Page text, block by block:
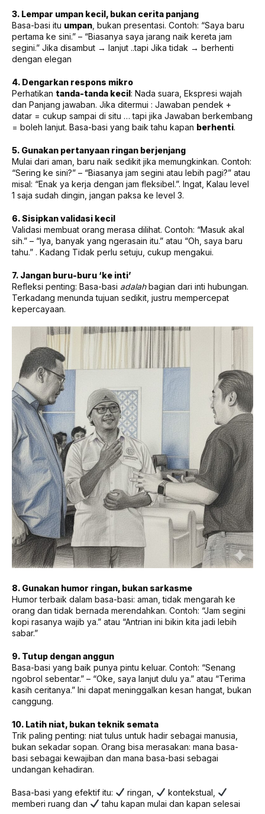
3. Lempar umpan kecil, bukan cerita panjang
Basa-basi itu umpan , bukan presentasi. Contoh: “Saya baru
pertama ke sini.” – “Biasanya saya jarang naik kereta jam
segini.” Jika disambut → lanjut ..tapi Jika tidak → berhenti
dengan elegan
4. Dengarkan respons mikro
Perhatikan tanda-tanda kecil: Nada suara, Ekspresi wajah
dan Panjang jawaban. Jika ditermui : Jawaban pendek +
datar = cukup sampai di situ … tapi jika Jawaban berkembang
= boleh lanjut. Basa-basi yang baik tahu kapan berhenti.
5. Gunakan pertanyaan ringan berjenjang
Mulai dari aman, baru naik sedikit jika memungkinkan. Contoh:
“Sering ke sini?” – “Biasanya jam segini atau lebih pagi?” atau
misal: “Enak ya kerja dengan jam fleksibel.”. Ingat, Kalau level
1 saja sudah dingin, jangan paksa ke level 3.
6. Sisipkan validasi kecil
Validasi membuat orang merasa dilihat. Contoh: “Masuk akal
sih.” – “Iya, banyak yang ngerasain itu.” atau “Oh, saya baru
tahu.” . Kadang Tidak perlu setuju, cukup mengakui.
7. Jangan buru-buru ‘ke inti’
Refleksi penting: Basa-basi adalahbagian dari inti hubungan.
Terkadang menunda tujuan sedikit, justru mempercepat
kepercayaan.
8. Gunakan humor ringan, bukan sarkasme
Humor terbaik dalam basa-basi: aman, tidak mengarah ke
orang dan tidak bernada merendahkan. Contoh: “Jam segini
kopi rasanya wajib ya.” atau “Antrian ini bikin kita jadi lebih
sabar.”
9. Tutup dengan anggun
Basa-basi yang baik punya pintu keluar. Contoh: “Senang
ngobrol sebentar.” – “Oke, saya lanjut dulu ya.” atau “Terima
kasih ceritanya.” Ini dapat meninggalkan kesan hangat, bukan
canggung.
10. Latih niat, bukan teknik semata
Trik paling penting: niat tulus untuk hadir sebagai manusia,
bukan sekadar sopan. Orang bisa merasakan: mana basa-
basi sebagai kewajiban dan mana basa-basi sebagai
undangan kehadiran.
Basa-basi yang efektif itu: ringan,
kontekstual,
memberi ruang dan
tahu kapan mulai dan kapan selesai